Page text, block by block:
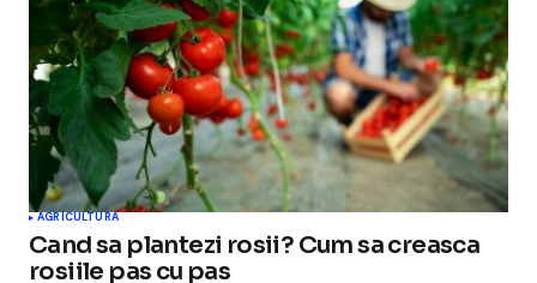
AGRICULTURA
Cand sa plantezi rosii? Cum sa creasca
rosiile pas cu pas